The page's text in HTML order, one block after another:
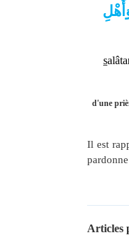
s
d'une
Il est
Articles